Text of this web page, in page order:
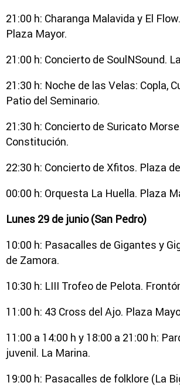
21:00 h: Charanga Malavida y El
Plaza Mayor.
21:00 h: Concierto de SoulNSound.
21:30 h: Noche de las Velas: Copla,
Patio del Seminario.
21:30 h: Concierto de Suricato
Constitución.
22:30 h: Concierto de Xfitos. Plaza
00:00 h: Orquesta La Huella. Plaza
Lunes 29 de junio (San Pedro)
10:00 h: Pasacalles de Gigantes y
de Zamora.
10:30 h: LIII Trofeo de Pelota.
11:00 h: 43 Cross del Ajo. Plaza
11:00 a 14:00 h y 18:00 a 21:00 h:
juvenil. La Marina.
19:00 h: Pasacalles de folklore (La